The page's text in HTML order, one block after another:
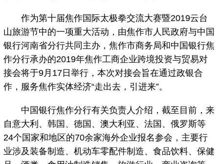
作为第十届焦作国际太极拳交流大赛暨2019云台
山旅游节中的一项重大活动，由焦作市人民政府与中国
银行河南省分行共同主办，焦作市商务局和中国银行焦
作分行承办的2019年焦作工商企业跨境投资与贸易对
接会将于9月17日举行，本次对接会旨在通过政银合
作，服务焦作实体经济“走出去，引进来”。
中国银行焦作分行有关负责人介绍，截至目前，来
自意大利、韩国、德国、澳大利亚、法国、俄罗斯等
24个国家和地区的70余家海外企业报名参会，主要行
业涉及装备制造、机动车零配件制造、食品饮料、保健